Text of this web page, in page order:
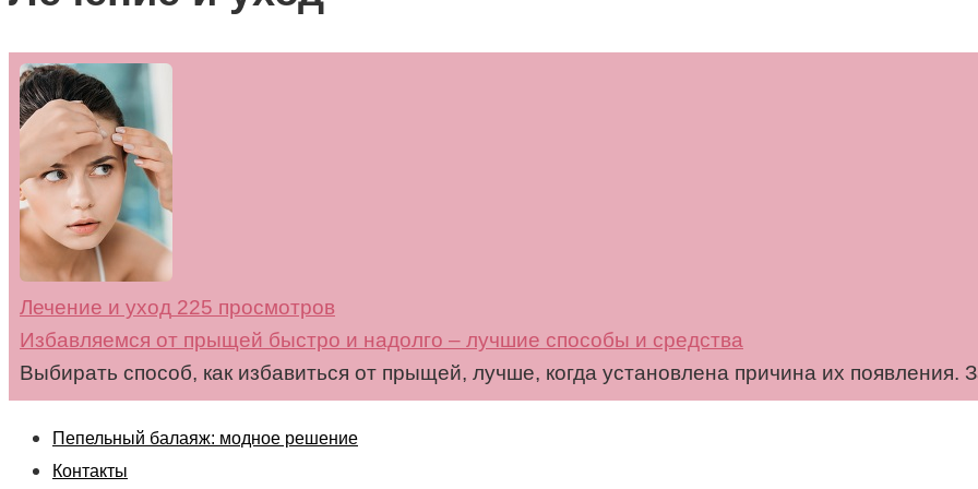
Лечение и уход 225 просмотров
Избавляемся от прыщей быстро и надолго – лучшие способы и средства
Выбирать способ, как избавиться от прыщей, лучше, когда установлена причина их появления.
Пепельный балаяж: модное решение
Контакты